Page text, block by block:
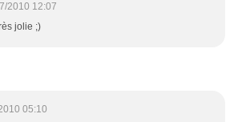
2010 12:07
jolie ;)
05:10